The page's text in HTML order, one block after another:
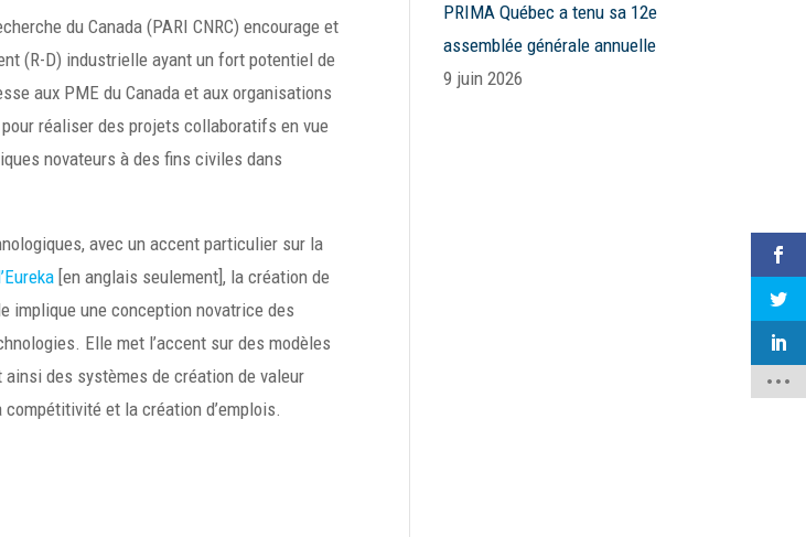
du Canada (PARI CNRC) encourage et
(R-D) industrielle ayant un fort potentiel de
aux PME du Canada et aux organisations
réaliser des projets collaboratifs en vue
novateurs à des fins civiles dans
avec un accent particulier sur la
[en anglais seulement], la création de
implique une conception novatrice des
Elle met l’accent sur des modèles
des systèmes de création de valeur
et la création d’emplois.
PRIMA Québec a tenu sa 12e
assemblée générale annuelle
9 juin 2026